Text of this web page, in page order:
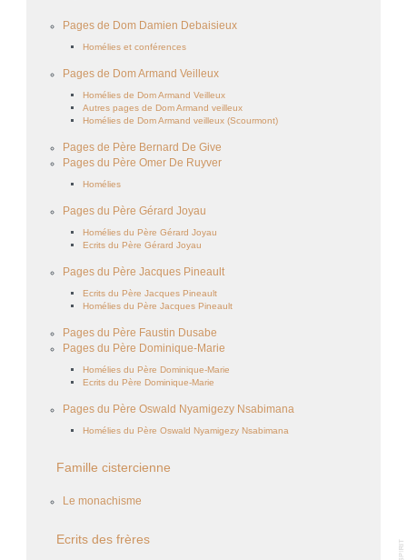
Pages de Dom Damien Debaisieux
Homélies et conférences
Pages de Dom Armand Veilleux
Homélies de Dom Armand Veilleux
Autres pages de Dom Armand veilleux
Homélies de Dom Armand veilleux (Scourmont)
Pages de Père Bernard De Give
Pages du Père Omer De Ruyver
Homélies
Pages du Père Gérard Joyau
Homélies du Père Gérard Joyau
Ecrits du Père Gérard Joyau
Pages du Père Jacques Pineault
Ecrits du Père Jacques Pineault
Homélies du Père Jacques Pineault
Pages du Père Faustin Dusabe
Pages du Père Dominique-Marie
Homélies du Père Dominique-Marie
Ecrits du Père Dominique-Marie
Pages du Père Oswald Nyamigezy Nsabimana
Homélies du Père Oswald Nyamigezy Nsabimana
Famille cistercienne
Le monachisme
Ecrits des frères